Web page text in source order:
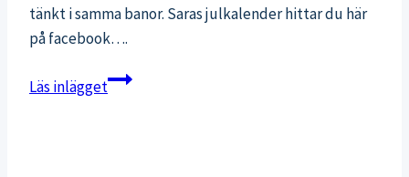
tänkt i samma banor. Saras julkalender hittar du här
på facebook….
Läs inläggetTräningskalender